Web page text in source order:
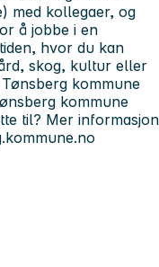
med kollegaer, og
å jobbe i en
hvor du kan
skog, kultur eller
kommune
kommune
til? Mer informasjon